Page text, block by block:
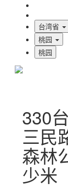
台湾省
桃园
桃园
330
三民
森林
少米